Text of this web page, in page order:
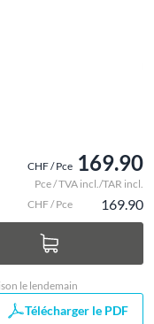
CHF / Pce 169.90
Pce / TVA incl./TAR incl.
CHF / Pce 169.90
le lendemain
Télécharger le PDF